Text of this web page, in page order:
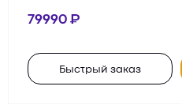
79990
Быстрый заказ